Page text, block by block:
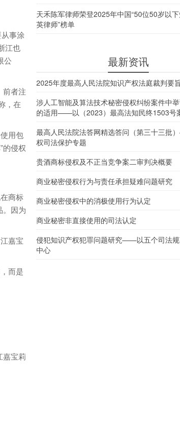
事涂
江也
公
者注
，在
用包
的侵权
商标
。因为
嘉宝
而是
宝莉
天禾陈军律师荣登2025年中国“50位50岁以
英律师”榜单
最新资讯
2025年度最高人民法院知识产权法庭裁判要
涉人工智能及算法技术秘密侵权纠纷案件中
的适用——以（2023）最高法知民终1503号
最高人民法院法答网精选答问（第三十三批
权司法保护专题
贵酒商标侵权及不正当竞争案二审判决概要
商业秘密侵权行为与责任承担疑难问题研究
商业秘密侵权中的消极使用行为认定
商业秘密非直接使用的司法认定
侵犯知识产权犯罪问题研究——以五个司法
中心